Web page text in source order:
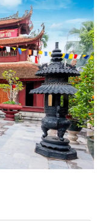
đủ điều kiện cung cấp
danh cho các cơ quan,
định số 295/2026/NĐ-
của Văn phòng Chính
CP của Chính phủ quy
tại Thông báo số 64-